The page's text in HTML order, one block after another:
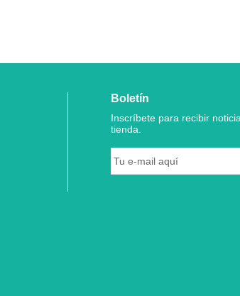
Boletín
Inscríbete para recibir
tienda.